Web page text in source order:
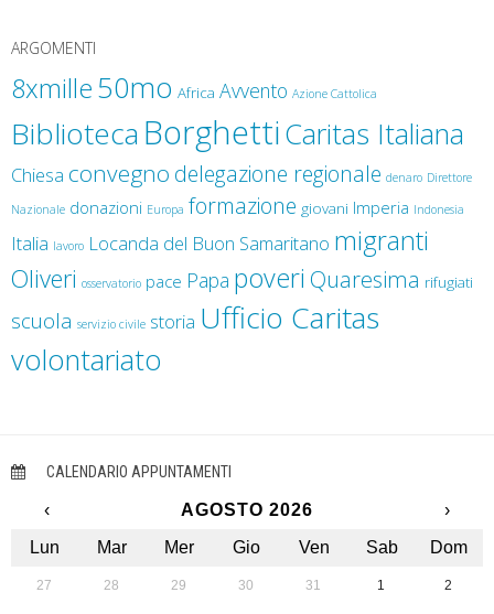
ARGOMENTI
8xmille50mo Africa Avvento Azione Cattolica
Biblioteca BorghettiCaritas Italiana
Chiesa convegno delegazione regionale denaro Direttore
Nazionale donazioni Europa formazione giovani Imperia Indonesia
Italia lavoro Locanda del Buon Samaritano migranti
Oliveri osservatorio pace Papa poveri Quaresima rifugiati
scuola servizio civile storia Ufficio Caritas
volontariato
CALENDARIO APPUNTAMENTI
‹ AGOSTO 2026
›
Lun
Mar Mer Gio Ven Sab Dom
27 28 29 30 31 1 2